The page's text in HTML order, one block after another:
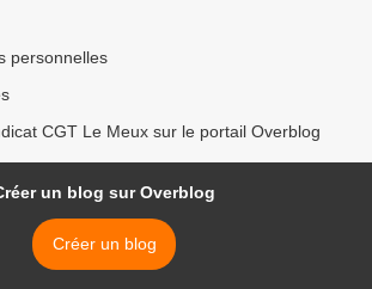
personnelles
CGT Le Meux sur le portail Overblog
un blog sur Overblog
Créer un blog